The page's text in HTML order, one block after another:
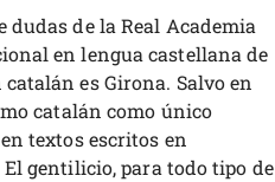
dudas de la Real Academia
en lengua castellana de
es Girona. Salvo en
catalán como único
textos escritos en
gentilicio, para todo tipo de